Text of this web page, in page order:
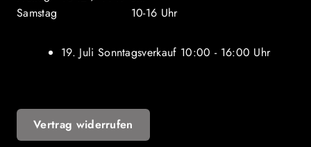
Samstag 10-16 Uhr
19. Juli Sonntagsverkauf 10:00 - 16:00 Uhr
Vertrag widerrufen